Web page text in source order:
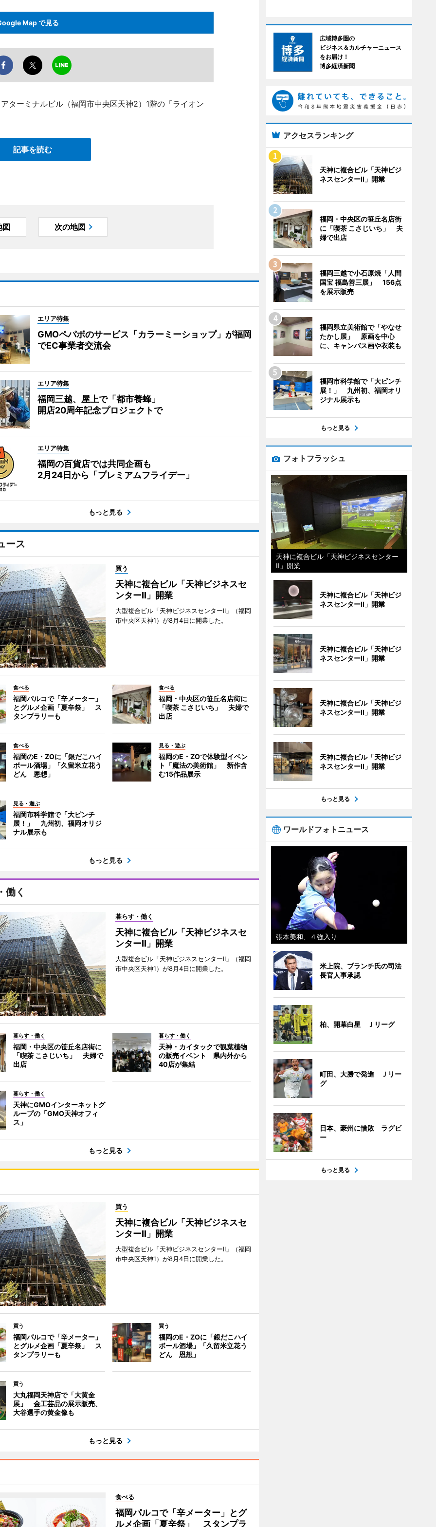
Map で見る
ターミナルビル（福岡市中央区天神2）1階の「ライオン
記事を読む
図 次の地図
エリア特集
GMOペパボのサービス「カラーミーショップ」が福岡
でEC事業者交流会
エリア特集
福岡三越、屋上で「都市養蜂」
開店20周年記念プロジェクトで
エリア特集
福岡の百貨店では共同企画も
2月24日から「プレミアムフライデー」
もっと見る
ース
買う
天神に複合ビル「天神ビジネスセ
ンターII」開業
大型複合ビル「天神ビジネスセンターII」（福岡
市中央区天神1）が8月4日に開業した。
食べる
福岡パルコで「辛メーター」
とグルメ企画「夏辛祭」 ス
タンプラリーも
食べる
福岡・中央区の笹丘名店街に
「喫茶 こさじいち」 夫婦で
出店
食べる
福岡のE・ZOに「銀だこハイ
ボール酒場」「久留米立花う
どん 恩想」
見る・遊ぶ
福岡のE・ZOで体験型イベン
ト「魔法の美術館」 新作含
む15作品展示
見る・遊ぶ
福岡市科学館で「大ピンチ
展！」 九州初、福岡オリジ
ナル展示も
もっと見る
働く
暮らす・働く
天神に複合ビル「天神ビジネスセ
ンターII」開業
大型複合ビル「天神ビジネスセンターII」（福岡
市中央区天神1）が8月4日に開業した。
暮らす・働く
福岡・中央区の笹丘名店街に
「喫茶 こさじいち」 夫婦で
出店
暮らす・働く
天神・カイタックで観葉植物
の販売イベント 県内外から
40店が集結
暮らす・働く
天神にGMOインターネットグ
ループの「GMO天神オフィ
ス」
もっと見る
買う
天神に複合ビル「天神ビジネスセ
ンターII」開業
大型複合ビル「天神ビジネスセンターII」（福岡
市中央区天神1）が8月4日に開業した。
買う
福岡パルコで「辛メーター」
とグルメ企画「夏辛祭」 ス
タンプラリーも
買う
福岡のE・ZOに「銀だこハイ
ボール酒場」「久留米立花う
どん 恩想」
買う
大丸福岡天神店で「大黄金
展」 金工芸品の展示販売、
大谷選手の黄金像も
もっと見る
食べる
福岡パルコで「辛メーター」とグ
ルメ企画「夏辛祭」 スタンプラ
広域博多圏の
ビジネス＆カルチャーニュース
をお届け！
博多経済新聞
アクセスランキング
天神に複合ビル「天神ビジ
ネスセンターII」開業
福岡・中央区の笹丘名店街
に「喫茶 こさじいち」 夫
婦で出店
福岡三越で小石原焼「人間
国宝 福島善三展」 156点
を展示販売
福岡県立美術館で「やなせ
たかし展」 原画を中心
に、キャンバス画や衣装も
福岡市科学館で「大ピンチ
展！」 九州初、福岡オリ
ジナル展示も
もっと見る
フォトフラッシュ
天神に複合ビル「天神ビジネスセンター
II」開業
天神に複合ビル「天神ビジ
ネスセンターII」開業
天神に複合ビル「天神ビジ
ネスセンターII」開業
天神に複合ビル「天神ビジ
ネスセンターII」開業
天神に複合ビル「天神ビジ
ネスセンターII」開業
もっと見る
ワールドフォトニュース
張本美和、４強入り
米上院、ブランチ氏の司法
長官人事承認
柏、開幕白星 Ｊリーグ
町田、大勝で発進 Ｊリー
グ
日本、豪州に惜敗 ラグビ
ー
もっと見る